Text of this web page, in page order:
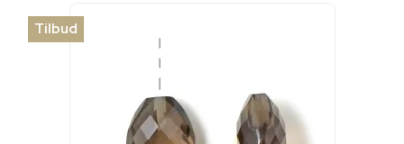
Tilbud